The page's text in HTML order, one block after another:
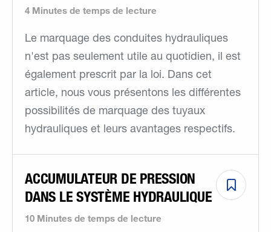
4 Minutes de temps de lecture
Le marquage des conduites hydrauliques
n'est pas seulement utile au quotidien, il est
également prescrit par la loi. Dans cet
article, nous vous présentons les différentes
possibilités de marquage des tuyaux
hydrauliques et leurs avantages respectifs.
10 Minutes de temps de lecture
ACCUMULATEUR DE PRESSION
DANS LE SYSTÈME HYDRAULIQUE